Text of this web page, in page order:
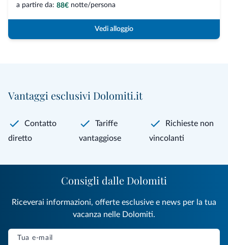
a partire da: 88€ notte/persona
Vedi alloggio
Vantaggi esclusivi Dolomiti.it
Contatto
diretto
Tariffe
vantaggiose
Richieste non
vincolanti
Consigli dalle Dolomiti
Riceverai informazioni, offerte esclusive e news per la tua
vacanza nelle Dolomiti.